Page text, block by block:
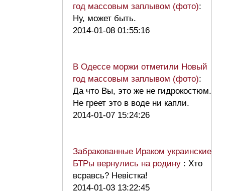
год массовым заплывом (фото):
Ну, может быть.
2014-01-08 01:55:16
В Одессе моржи отметили Новый
год массовым заплывом (фото):
Да что Вы, это же не гидрокостюм.
Не греет это в воде ни капли.
2014-01-07 15:24:26
Забракованные Ираком украинские
БТРы вернулись на родину : Хто
всравсь? Невiстка!
2014-01-03 13:22:45